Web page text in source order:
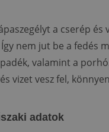
a cserép
nem jut be a fedés
valamint a
vizet vesz fel,
adatok